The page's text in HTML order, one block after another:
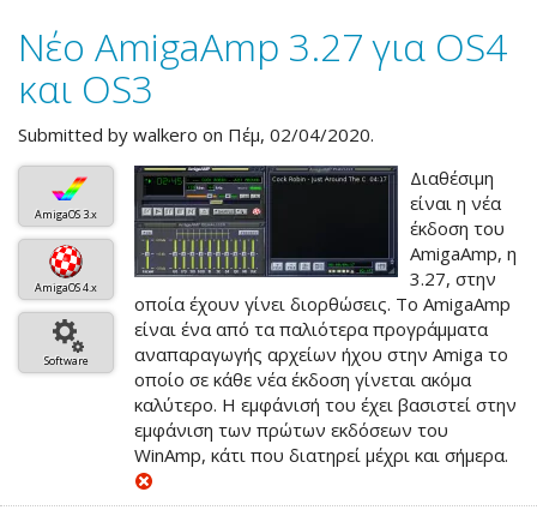
για
OS4
Νέο AmigaAmp 3.27 για OS4
και OS3
Submitted by walkero on Πέμ, 02/04/2020.
AmigaOS 3.x
AmigaOS 4.x
Software
Διαθέσιμη
είναι η νέα
έκδοση του
AmigaAmp, η
3.27, στην
οποία έχουν γίνει διορθώσεις. Το AmigaAmp
είναι ένα από τα παλιότερα προγράμματα
αναπαραγωγής αρχείων ήχου στην Amiga το
οποίο σε κάθε νέα έκδοση γίνεται ακόμα
καλύτερο. Η εμφάνισή του έχει βασιστεί στην
εμφάνιση των πρώτων εκδόσεων του
WinAmp, κάτι που διατηρεί μέχρι και σήμερα.